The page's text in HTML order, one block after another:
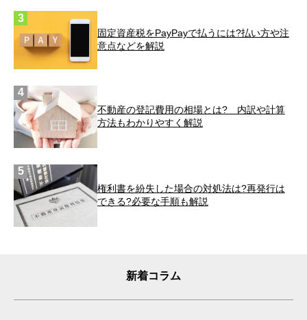
固定資産税をPayPayで払うには?払い方や注
意点などを解説
不動産の登記費用の相場とは? 内訳や計算
方法もわかりやすく解説
権利書を紛失した場合の対処法は?再発行は
できる?必要な手順も解説
新着コラム